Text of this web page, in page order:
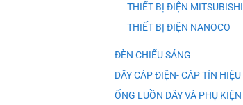
THIẾT BỊ ĐIỆN MITSUBISHI
THIẾT BỊ ĐIỆN NANOCO
ĐÈN CHIẾU SÁNG
DÂY CÁP ĐIỆN- CÁP TÍN HIỆU
ỐNG LUỒN DÂY VÀ PHỤ KIỆN